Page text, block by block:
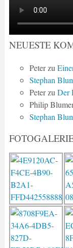
NEUESTE
Peterzu
Stephan
Peterzu Der
Philip
Stephan